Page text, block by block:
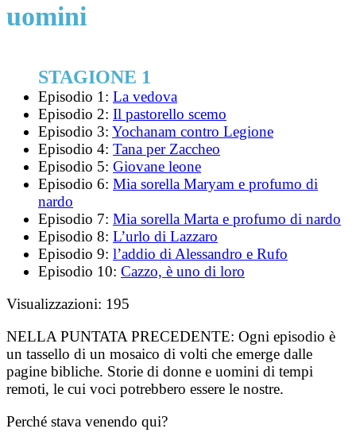
uomini
STAGIONE 1
Episodio 1: La vedova
Episodio 2: Il pastorello scemo
Episodio 3: Yochanam contro Legione
Episodio 4: Tana per Zaccheo
Episodio 5: Giovane leone
Episodio 6: Mia sorella Maryam e profumo di
nardo
Episodio 7: Mia sorella Marta e profumo di nardo
Episodio 8: L’urlo di Lazzaro
Episodio 9: l’addio di Alessandro e Rufo
Episodio 10: Cazzo, è uno di loro
Visualizzazioni: 195
NELLA PUNTATA PRECEDENTE: Ogni episodio è
un tassello di un mosaico di volti che emerge dalle
pagine bibliche. Storie di donne e uomini di tempi
remoti, le cui voci potrebbero essere le nostre.
Perché stava venendo qui?